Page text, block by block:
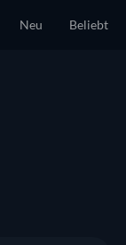
Neu Beliebt